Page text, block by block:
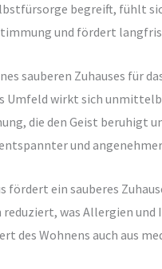
begreift, fühlt
und fördert
sauberen Zuhauses für
Umfeld wirkt sich
die den Geist beruhigt
und
fördert ein sauberes
reduziert, was Allergien
des Wohnens auch aus